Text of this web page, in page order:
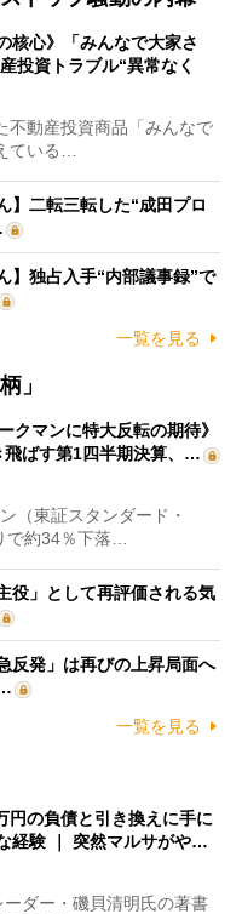
核心》「みんなで大家さ
投資トラブル“異常なく
動産投資商品「みんなで
ている…
】二転三転した“成田プロ
】独占入手“内部議事録”で
一覧を見る
」
クマンに特大反転の期待》
飛ばす第1四半期決算、…
（東証スタンダード・
で約34％下落…
役」として再評価される気
反発」は再びの上昇局面へ
一覧を見る
円の負債と引き換えに手に
経験 ｜ 突然マルサがや…
ダー・磯貝清明氏の著書